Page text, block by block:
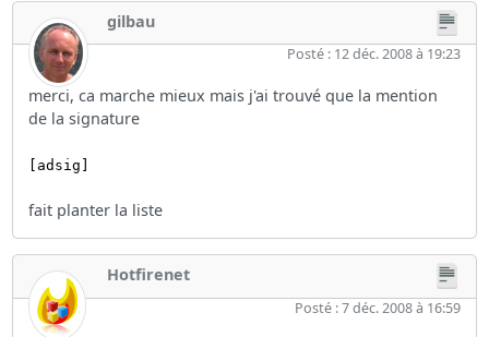
gilbau
Posté : 12 déc. 2008 à 19:23
merci, ca marche mieux mais j'ai trouvé que la mention
de la signature
[adsig]
fait planter la liste
Hotfirenet
Posté : 7 déc. 2008 à 16:59